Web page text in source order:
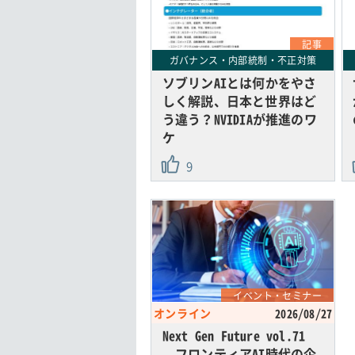
記事
ガバナンス・内部統制・不正対策
ソブリンAIとは何かをやさ
しく解説、日本と世界はど
う違う？NVIDIAが推進のワ
ケ
9
イベント・セミナー
オンライン 2026/08/27
Next Gen Future vol.71